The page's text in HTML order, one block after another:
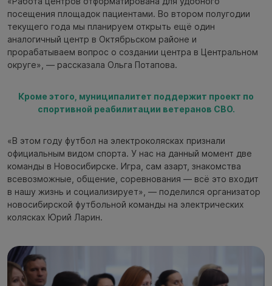
посещения площадок пациентами. Во втором полугодии
текущего года мы планируем открыть ещё один
аналогичный центр в Октябрьском районе и
прорабатываем вопрос о создании центра в Центральном
округе», — рассказала Ольга Потапова.
Кроме этого, муниципалитет поддержит проект по
спортивной реабилитации ветеранов СВО.
«В этом году футбол на электроколясках признали
официальным видом спорта. У нас на данный момент две
команды в Новосибирске. Игра, сам азарт, знакомства
всевозможные, общение, соревнования — всё это входит
в нашу жизнь и социализирует», — поделился организатор
новосибирской футбольной команды на электрических
колясках Юрий Ларин.